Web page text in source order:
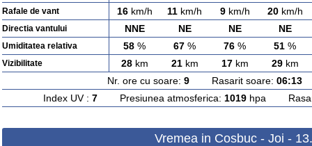
Rafale de vant 16km/h 11 km/h 9km/h 20km/h
Directia vantului NNE NE NE NE
Umiditatea relativa 58 % 67 % 76 % 51 %
Vizibilitate 28km 21km 17km 29km
Nr. ore cu soare: 9Rasarit soare: 06:13
Index UV : 7Presiunea atmosferica: 1019hpa
Vremea in Cosbuc - Joi -